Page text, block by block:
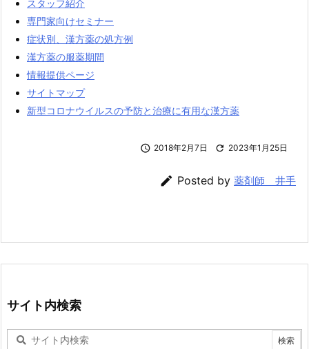
スタッフ紹介
専門家向けセミナー
症状別、漢方薬の処方例
漢方薬の服薬期間
情報提供ページ
サイトマップ
新型コロナウイルスの予防と治療に有用な漢方薬
 2018年2月7日  2023年1月25日
 Posted by 薬剤師 井手
サイト内検索